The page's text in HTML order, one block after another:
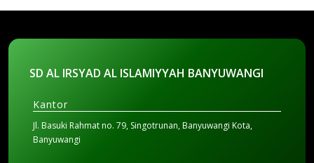
SD AL IRSYAD AL ISLAMIYYAH BANYUWANGI
Kantor
Jl. Basuki Rahmat no. 79, Singotrunan, Banyuwangi Kota,
Banyuwangi